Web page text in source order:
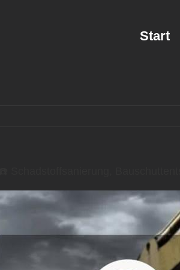
Start